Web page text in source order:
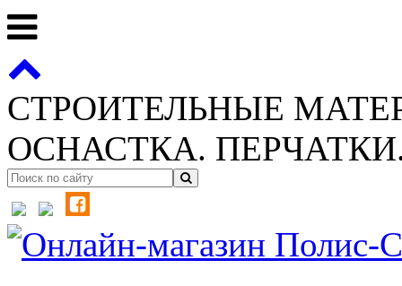
СТРОИТЕЛЬНЫЕ
ОСНАСТКА.